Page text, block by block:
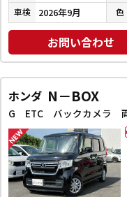
車検 2026年9月 色
お問い合わせ
ホンダ N－BOX